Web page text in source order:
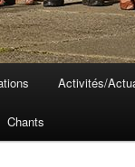
Activités/
Chants